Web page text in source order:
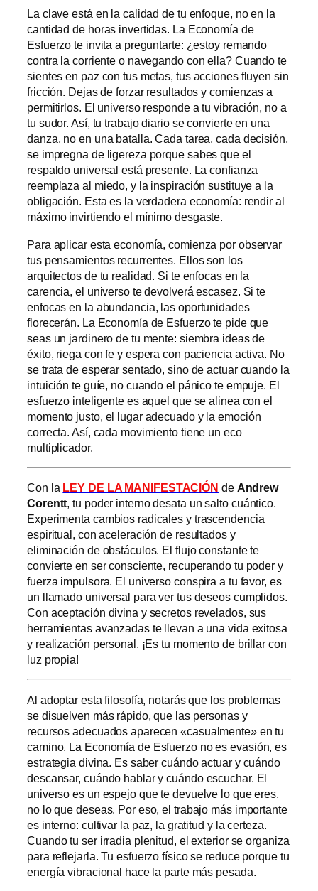
La clave está en la calidad de tu enfoque, no en la
cantidad de horas invertidas. La Economía de
Esfuerzo te invita a preguntarte: ¿estoy remando
contra la corriente o navegando con ella? Cuando te
sientes en paz con tus metas, tus acciones fluyen sin
fricción. Dejas de forzar resultados y comienzas a
permitirlos. El universo responde a tu vibración, no a
tu sudor. Así, tu trabajo diario se convierte en una
danza, no en una batalla. Cada tarea, cada decisión,
se impregna de ligereza porque sabes que el
respaldo universal está presente. La confianza
reemplaza al miedo, y la inspiración sustituye a la
obligación. Esta es la verdadera economía: rendir al
máximo invirtiendo el mínimo desgaste.
Para aplicar esta economía, comienza por observar
tus pensamientos recurrentes. Ellos son los
arquitectos de tu realidad. Si te enfocas en la
carencia, el universo te devolverá escasez. Si te
enfocas en la abundancia, las oportunidades
florecerán. La Economía de Esfuerzo te pide que
seas un jardinero de tu mente: siembra ideas de
éxito, riega con fe y espera con paciencia activa. No
se trata de esperar sentado, sino de actuar cuando la
intuición te guíe, no cuando el pánico te empuje. El
esfuerzo inteligente es aquel que se alinea con el
momento justo, el lugar adecuado y la emoción
correcta. Así, cada movimiento tiene un eco
multiplicador.
Con la LEY DE LA MANIFESTACIÓN de Andrew
Corentt, tu poder interno desata un salto cuántico.
Experimenta cambios radicales y trascendencia
espiritual, con aceleración de resultados y
eliminación de obstáculos. El flujo constante te
convierte en ser consciente, recuperando tu poder y
fuerza impulsora. El universo conspira a tu favor, es
un llamado universal para ver tus deseos cumplidos.
Con aceptación divina y secretos revelados, sus
herramientas avanzadas te llevan a una vida exitosa
y realización personal. ¡Es tu momento de brillar con
luz propia!
Al adoptar esta filosofía, notarás que los problemas
se disuelven más rápido, que las personas y
recursos adecuados aparecen «casualmente» en tu
camino. La Economía de Esfuerzo no es evasión, es
estrategia divina. Es saber cuándo actuar y cuándo
descansar, cuándo hablar y cuándo escuchar. El
universo es un espejo que te devuelve lo que eres,
no lo que deseas. Por eso, el trabajo más importante
es interno: cultivar la paz, la gratitud y la certeza.
Cuando tu ser irradia plenitud, el exterior se organiza
para reflejarla. Tu esfuerzo físico se reduce porque tu
energía vibracional hace la parte más pesada.